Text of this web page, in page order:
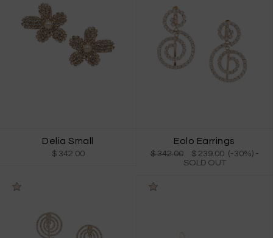
Delia Small
$ 342.00
Eolo Earrings
$ 342.00 $ 239.00 (-30%) -
SOLD OUT